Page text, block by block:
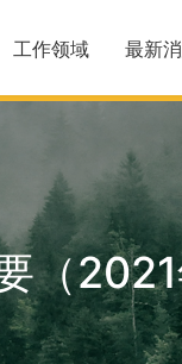
工作领域 最新
（